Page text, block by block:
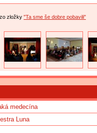
zložky "Ta sme še dobre pobavili"
medecína
Luna